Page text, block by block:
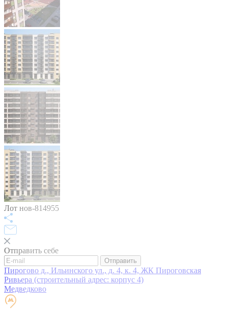
Лот нов-814955
Отправить себе
Отправить
Пирогово д., Ильинского ул., д. 4, к. 4, ЖК Пироговская
Ривьера (строительный адрес: корпус 4)
Медведково